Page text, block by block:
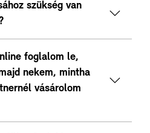
szükség van
foglalom le,
nekem, mintha
vásárolom